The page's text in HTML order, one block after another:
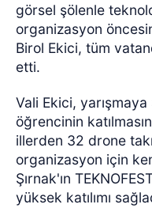
görsel şölenle
organizasyon
Birol Ekici, tüm
etti.
Vali Ekici,
öğrencinin
illerden 32 drone
organizasyon için
Şırnak'ın
yüksek katılımı